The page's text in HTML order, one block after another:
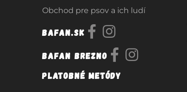
Obchod pre psov a ich ludí
Bafan.sk
Bafan Brezno
Platobné metódy